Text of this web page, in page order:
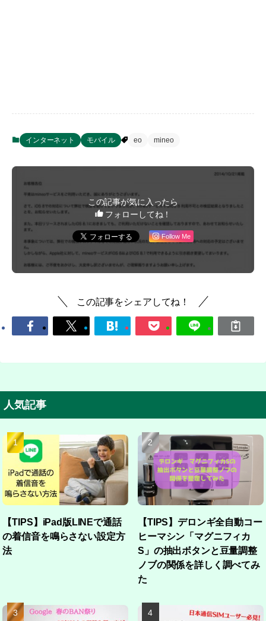
インターネット モバイル eo mineo
この記事が気に入ったら
フォローしてね！
Follow Me
この記事をシェアしてね！
人気記事
【TIPS】iPad版LINEで通話
の着信音を鳴らさない設定方
法
【TIPS】デロンギ全自動コー
ヒーマシン「マグニフィカ
S」の抽出ボタンと豆量調整
ノブの関係を詳しく調べてみ
た